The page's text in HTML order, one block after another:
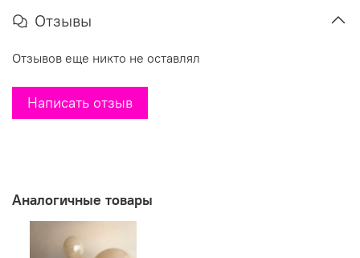
Отзывы
Отзывов еще никто не оставлял
Написать отзыв
Аналогичные товары